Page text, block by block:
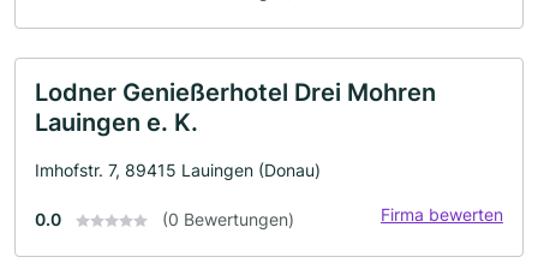
Lodner Genießerhotel Drei Mohren
Lauingen e. K.
Imhofstr. 7, 89415 Lauingen (Donau)
0.0 (0 Bewertungen) Firma bewerten